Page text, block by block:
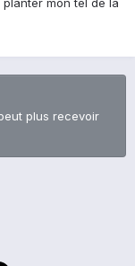
mon tel de la
plus recevoir